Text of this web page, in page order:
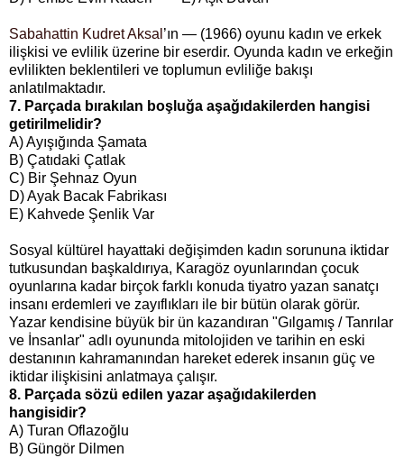
Sabahattin Kudret Aksal ’ın — (1966) oyunu kadın ve erkek
ilişkisi ve evlilik üzerine bir eserdir. Oyunda kadın ve erkeğin
evlilikten beklentileri ve toplumun evliliğe bakışı
anlatılmaktadır.
7. Parçada bırakılan boşluğa aşağıdakilerden hangisi
getirilmelidir?
A) Ayışığında Şamata
B) Çatıdaki Çatlak
C) Bir Şehnaz Oyun
D) Ayak Bacak Fabrikası
E) Kahvede Şenlik Var
Sosyal kültürel hayattaki değişimden kadın sorununa iktidar
tutkusundan başkaldırıya, Karagöz oyunlarından çocuk
oyunlarına kadar birçok farklı konuda tiyatro yazan sanatçı
insanı erdemleri ve zayıflıkları ile bir bütün olarak görür.
Yazar kendisine büyük bir ün kazandıran "Gılgamış / Tanrılar
ve İnsanlar" adlı oyununda mitolojiden ve tarihin en eski
destanının kahramanından hareket ederek insanın güç ve
iktidar ilişkisini anlatmaya çalışır.
8. Parçada sözü edilen yazar aşağıdakilerden
hangisidir?
A) Turan Oflazoğlu
B) Güngör Dilmen